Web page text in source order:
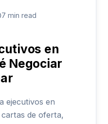
7 min read
en
Negociar
ejecutivos en
de oferta,